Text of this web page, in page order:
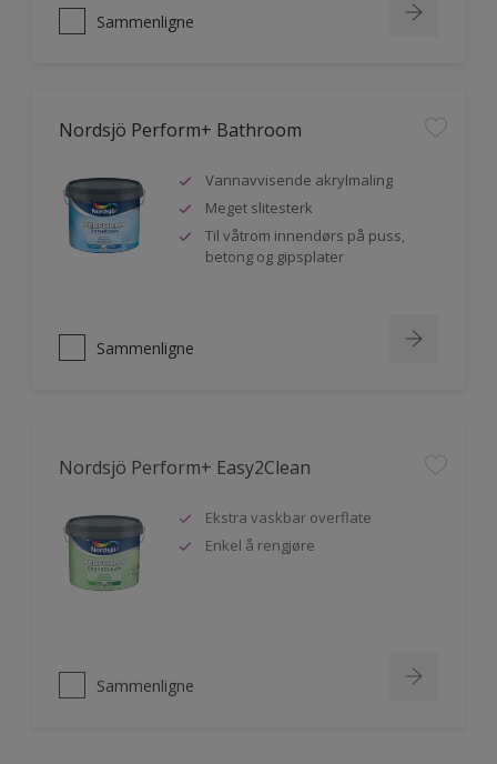
Sammenligne
Nordsjö Perform+ Bathroom
Vannavvisende akrylmaling
Meget slitesterk
Til våtrom innendørs på puss,
betong og gipsplater
Sammenligne
Nordsjö Perform+ Easy2Clean
Enkel å rengjøre